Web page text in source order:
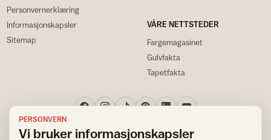
Personvernerklæring
Informasjonskapsler
Sitemap
VÅRE NETTSTEDER
Fargemagasinet
Gulvfakta
Tapetfakta
PERSONVERN
Vi bruker informasjonskapsler